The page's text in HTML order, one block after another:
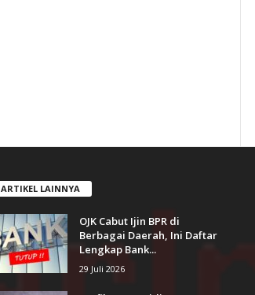
ARTIKEL LAINNYA
OJK Cabut Ijin BPR di
Berbagai Daerah, Ini Daftar
Lengkap Bank...
29 Juli 2026